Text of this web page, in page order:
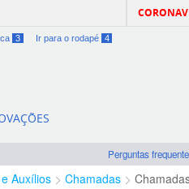
3 Ir para o rodapé 4
Perguntas
Auxílios Chamadas